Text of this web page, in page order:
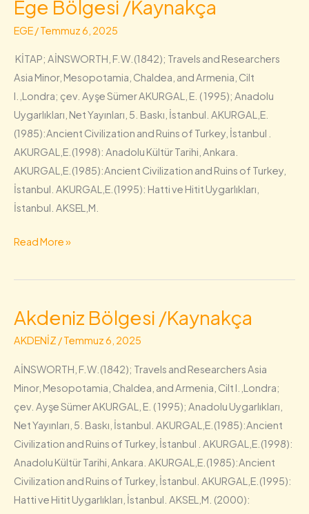
Ege Bölgesi /Kaynakça
EGE/Temmuz 6, 2025
KİTAP; AİNSWORTH, F.W.(1842); Travels and Researchers
Asia Minor, Mesopotamia, Chaldea, and Armenia, Cilt
I.,Londra; çev. Ayşe Sümer AKURGAL, E. ( 1995); Anadolu
Uygarlıkları, Net Yayınları, 5. Baskı, İstanbul. AKURGAL,E.
(1985):Ancient Civilization and Ruins of Turkey, İstanbul .
AKURGAL,E.(1998): Anadolu Kültür Tarihi, Ankara.
AKURGAL,E.(1985):Ancient Civilization and Ruins of Turkey,
İstanbul. AKURGAL,E.(1995): Hatti ve Hitit Uygarlıkları,
İstanbul. AKSEL,M.
Ege
Bölgesi
Read More »
Akdeniz Bölgesi /Kaynakça
AKDENİZ /Temmuz 6, 2025
AİNSWORTH, F.W.(1842); Travels and Researchers Asia
Minor, Mesopotamia, Chaldea, and Armenia, Cilt I.,Londra;
çev. Ayşe Sümer AKURGAL, E. ( 1995); Anadolu Uygarlıkları,
Net Yayınları, 5. Baskı, İstanbul. AKURGAL,E.(1985):Ancient
Civilization and Ruins of Turkey, İstanbul . AKURGAL,E.(1998):
Anadolu Kültür Tarihi, Ankara. AKURGAL,E.(1985):Ancient
Civilization and Ruins of Turkey, İstanbul. AKURGAL,E.(1995):
Hatti ve Hitit Uygarlıkları, İstanbul. AKSEL,M. (2000):
Akdeniz
Bölgesi